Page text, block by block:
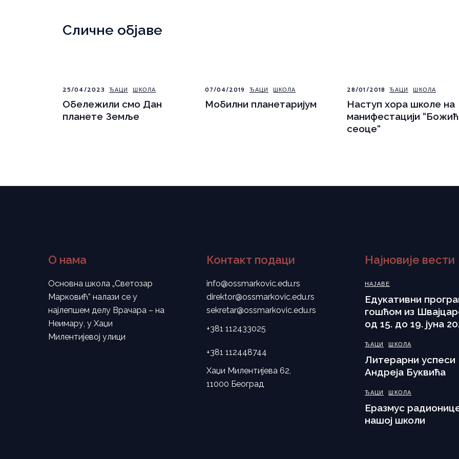
Сличне објаве
25/04/2023 ЂАЦИ ШКОЛА
Обележили смо Дан
планете Земље
07/04/2019 ЂАЦИ ШКОЛА
Мобилни планетаријум
28/01/2018 ЂАЦИ ШКОЛА
Наступ хора школе на
манифестацији
сеоце“
О нама
Основна школа „Светозар
Марковић” налази се у
најлепшем делу Врачара – на
Неимару, у Хаџи
Милентијевој улици
Контакт подаци
info@ossmarkovic.edu.rs
direktor@ossmarkovic.edu.rs
sekretar@ossmarkovic.edu.rs
+381 112433025
+381 112448744
Хаџи Милентијева 62,
11000 Београд
Најновије вести
НАЈАВЕ
Eдукативни
гошћом из
од 15. до 19. јуна
ЂАЦИ ШКОЛА
Литерарни успеси
Андреја Буквића
ЂАЦИ ШКОЛА
Еразмус
нашој школи